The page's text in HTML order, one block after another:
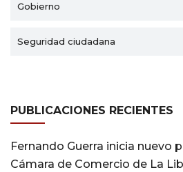
Gobierno
Seguridad ciudadana
PUBLICACIONES RECIENTES
Fernando Guerra inicia nuevo
Cámara de Comercio de La